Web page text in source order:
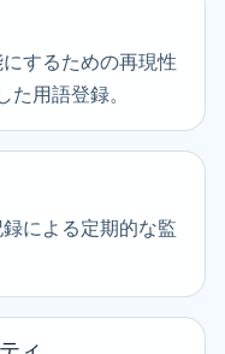
するための再現性
用語登録。
による定期的な監